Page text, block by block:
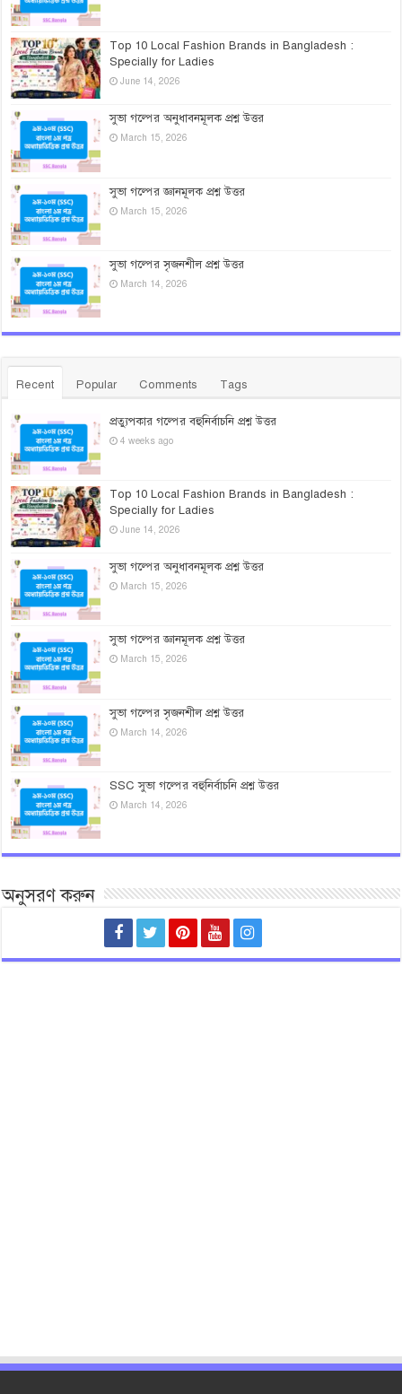
Top 10 Local Fashion Brands in Bangladesh :
Specially for Ladies
June 14, 2026
সুভা গল্পের অনুধাবনমূলক প্রশ্ন উত্তর
March 15, 2026
সুভা গল্পের জ্ঞানমূলক প্রশ্ন উত্তর
March 15, 2026
সুভা গল্পের সৃজনশীল প্রশ্ন উত্তর
March 14, 2026
Recent Popular Comments Tags
প্রত্যুপকার গল্পের বহুনির্বাচনি প্রশ্ন উত্তর
4 weeks ago
Top 10 Local Fashion Brands in Bangladesh :
Specially for Ladies
June 14, 2026
সুভা গল্পের অনুধাবনমূলক প্রশ্ন উত্তর
March 15, 2026
সুভা গল্পের জ্ঞানমূলক প্রশ্ন উত্তর
March 15, 2026
সুভা গল্পের সৃজনশীল প্রশ্ন উত্তর
March 14, 2026
SSC সুভা গল্পের বহুনির্বাচনি প্রশ্ন উত্তর
March 14, 2026
অনুসরণ করুন